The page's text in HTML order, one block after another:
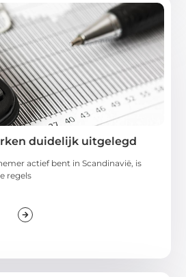
duidelijk uitgelegd
actief bent in Scandinavië, is
regels